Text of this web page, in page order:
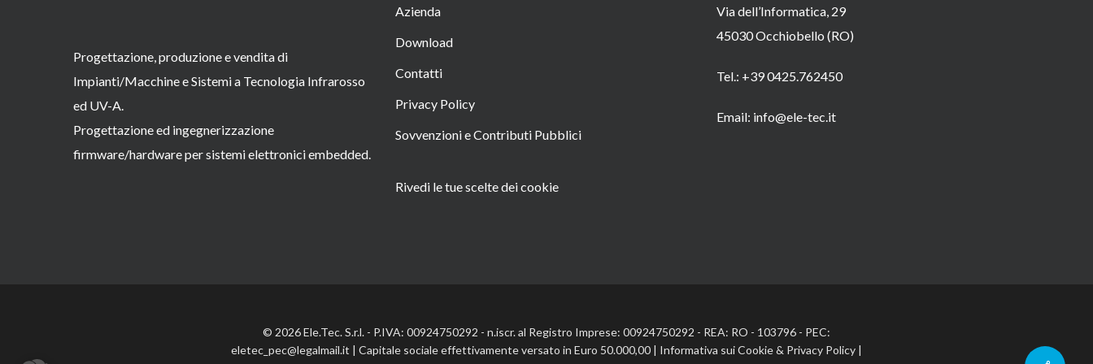
Progettazione, produzione e vendita di
Impianti/Macchine e Sistemi a Tecnologia Infrarosso
ed UV-A.
Progettazione ed ingegnerizzazione
firmware/hardware per sistemi elettronici embedded.
Azienda
Download
Contatti
Privacy Policy
Sovvenzioni e Contributi Pubblici
Rivedi le tue scelte dei cookie
Via dell’Informatica, 29
45030 Occhiobello (RO)
Tel.: +39 0425.762450
Email: info@ele-tec.it
© 2026 Ele.Tec. S.r.l. - P.IVA: 00924750292 - n.iscr. al Registro Imprese: 00924750292 - REA: RO - 103796 - PEC:
eletec_pec@legalmail.it | Capitale sociale effettivamente versato in Euro 50.000,00 | Informativa sui Cookie& Privacy Policy|